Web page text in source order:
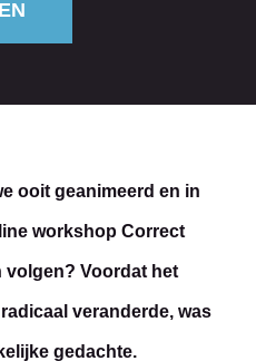
ooit geanimeerd en in
workshop Correct
volgen? Voordat het
veranderde, was
gedachte.